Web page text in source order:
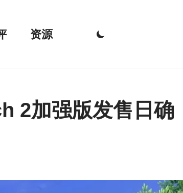
资源
2加强版发售日确